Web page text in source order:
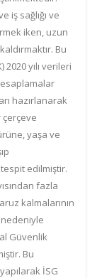
iş sağlığı ve
iken, uzun
Bu
yılı verileri
hazırlanarak
yaşa ve
tespit edilmiştir.
fazla
kalmalarının
Güvenlik
Bu
İSG